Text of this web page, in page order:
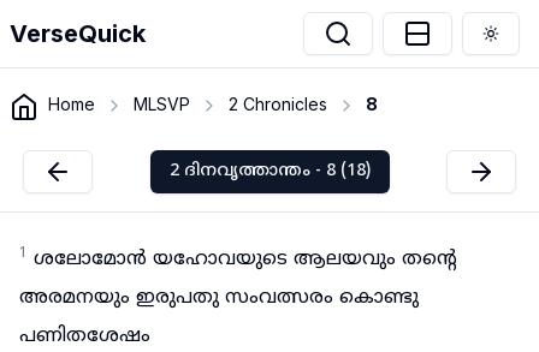
VerseQuick
Home MLSVP 2 Chronicles 8
2 ദിനവൃത്താന്തം - 8 (18)
1 ശലോമോൻ യഹോവയുടെ ആലയവും തന്റെ
അരമനയും ഇരുപതു സംവത്സരം കൊണ്ടു
പണിതശേഷം